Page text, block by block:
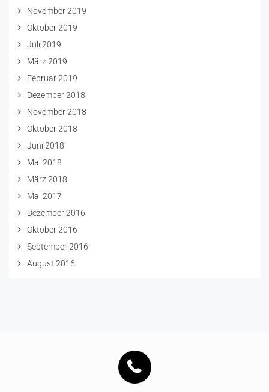
November 2019
Oktober 2019
Juli 2019
März 2019
Februar 2019
Dezember 2018
November 2018
Oktober 2018
Juni 2018
Mai 2018
März 2018
Mai 2017
Dezember 2016
Oktober 2016
September 2016
August 2016